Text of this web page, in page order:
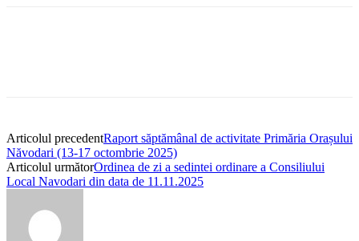
Articolul precedentRaport săptămânal de activitate Primăria Orașului
Năvodari (13-17 octombrie 2025)
Articolul următorOrdinea de zi a sedintei ordinare a Consiliului
Local Navodari din data de 11.11.2025